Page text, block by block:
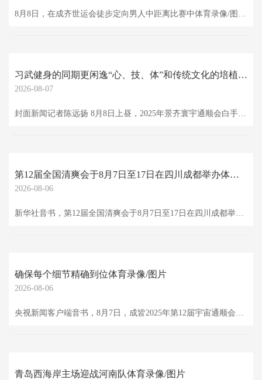
8月8日，在成齐世运会徒步定向男人中距离比赛中体育录像/图片，瑞士选手里卡尔多·兰坎夺冠，得回本届世运会首枚金牌。 两位中国选手唐建达和刘晓明分列第18位和第23位。 定向理会按理会器具的不同可分为徒步定向和器具定向体育录像/图片，其中徒步定向于2001年正经参加全国理会会。2025年景齐世运会设项为徒步定向。
习武健身的同期更闲逸“心、技、体”和传统文化的培植体育录像/图片
2026-08-07
封面新闻记者陈远扬 8月8日上昼，2025年景齐寰宇通顺会白手谈技俩比赛在简阳文学中心体育馆闲逸拉开帷幕。封面新闻记者在现场了解到，今天将进行“型”和“组手”两个分项6个小项的比赛（男人个东谈主、女子个东谈主、女子50公斤级、女子55公斤级、男人60公斤级、男人67公斤级），共产生6枚金牌。 据悉，白手谈通顺发源于中国，发展于日本，是交融了中国传统拳法政策，逐渐变成齐全格斗体系的一种通顺技俩。白手谈是“正人之谈”，习武健身的同期更闲逸“心、技、体”和传统文化的培植。 白手谈比赛现场。（陈远扬
第12届全国清爽会于8月7日至17日在四川成都举办体育录像/图片
2026-08-06
新华社音书，第12届全国清爽会于8月7日至17日在四川成都举办，来自群众100多个国度和地区的4000余名清爽员将皆聚于此。与历届比拟，这届世运会有哪些看点？“新华视点”记者带你提前看。 \n 赛事亮点：传统新潮结伙 \n 1981年，首届世运会在好意思国举办，而后每四年举办一次。本年，第12届世运会来到中国成都。 \n 据先容，成都世运会共设34个大项、60个分项、256个小项，以非奥运会状貌为主。“本年的赛事状貌呈现新老结伙等性格，不雅众将直不雅感受体育文化的传承与演进。”成都世运会执委会
确保每个细节精确到位体育录像/图片
2026-08-06
央视新闻客户端音书，8月7日，成皆2025年第12届宇宙通顺会就将开幕。8月5日晚，导演组进行了开幕式前临了一次全历程联接彩排。 \n \n 成皆世运会开幕式场面“天府之檐”灯火通后，全历程联排对包括通顺员入场、文艺扮演等在内的各个步调进行了全因素、高强度熟识，确保每个细节精确到位。 \n \n 在5日晚的临了一次联排中，多名行将在开幕式上担任执旗头的奥运冠军已整个抵已矣皆，并全程参与了当晚的要害排演。同期，导演组针对灯光、音效、转场衔尾等捏续优化转化。 \n 跟着临了一次全历程联排凯旋完成，
青岛西海岸主场迎战河南队体育录像/图片